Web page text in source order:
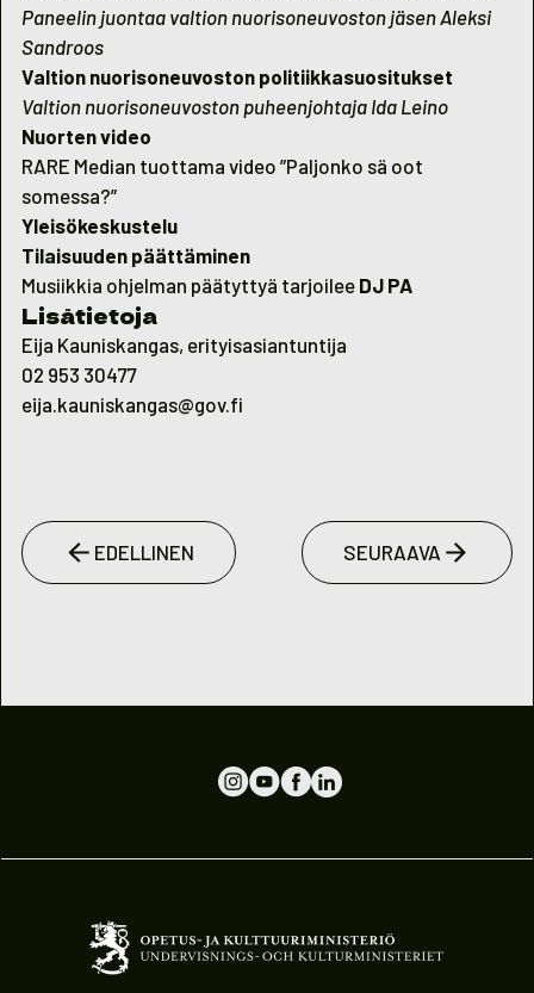
Paneelin juontaa valtion nuorisoneuvoston jäsen Aleksi
Sandroos
Valtion nuorisoneuvoston politiikkasuositukset
Valtion nuorisoneuvoston puheenjohtaja Ida Leino
Nuorten video
RARE Median tuottama video ”Paljonko sä oot
somessa?”
Yleisökeskustelu
Tilaisuuden päättäminen
Musiikkia ohjelman päätyttyä tarjoilee DJ PA
Lisätietoja
Eija Kauniskangas, erityisasiantuntija
02 953 30477
eija.kauniskangas@gov.fi
EDELLINEN SEURAAVA